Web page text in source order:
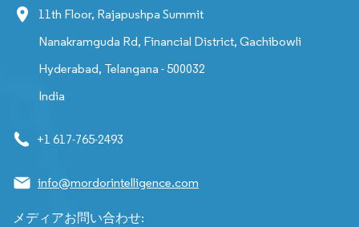
11th Floor, Rajapushpa Summit
Nanakramguda Rd, Financial District, Gachibowli
Hyderabad, Telangana - 500032
India
+1 617-765-2493
info@mordorintelligence.com
メディアお問い合わせ: